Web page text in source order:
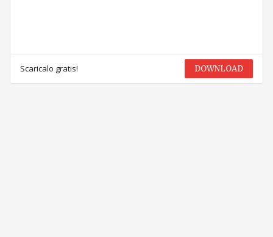
Scaricalo gratis! DOWNLOAD